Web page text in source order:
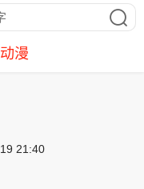
动漫
21:40